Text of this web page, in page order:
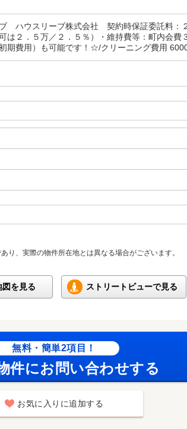
ハウスリーブ株式会社 契約時保証委託料：
２．５万／２．５％）・維持費等：町内会費
期費用）も可能です！☆/クリーニング費用
、実際の物件所在地とは異なる場合がございます。
図を見る ストリートビューで見る
無料・簡単2項目！
件にお問い合わせする
お気に入りに追加する